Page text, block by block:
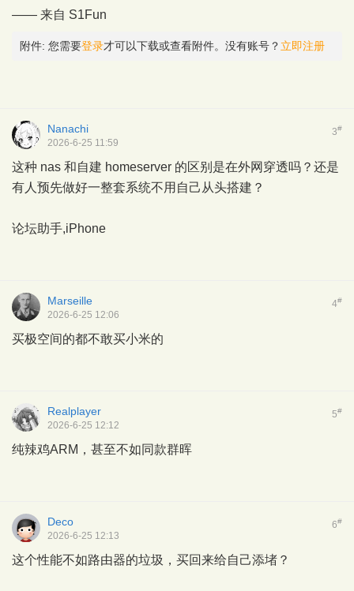
—— 来自 S1Fun
附件: 您需要登录才可以下载或查看附件。没有账号？ 立即注册
3#
Nanachi
2026-6-25 11:59
这种 nas 和自建 homeserver 的区别是在外网穿透吗？还是
有人预先做好一整套系统不用自己从头搭建？
论坛助手,iPhone
4#
Marseille
2026-6-25 12:06
买极空间的都不敢买小米的
5#
Realplayer
2026-6-25 12:12
纯辣鸡ARM，甚至不如同款群晖
6#
Deco
2026-6-25 12:13
这个性能不如路由器的垃圾，买回来给自己添堵？